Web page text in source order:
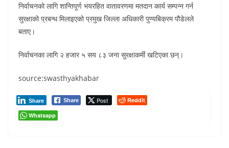
निर्वाचनको लागि शान्तिपूर्ण भयरहित वातावरणमा मतदान कार्य सम्पन्न गर्न
सुरक्षाको प्रबन्ध मिलाइएको प्रमुख जिल्ला अधिकारी पुण्यबिक्रम पौडेलले
बताए।
निर्वाचनका लागि २ हजार ५ सय ८३ जना सुरक्षाकर्मी खटिएका छन्।
source:swasthyakhabar
Share Post
Share
Reddit
Whatsapp